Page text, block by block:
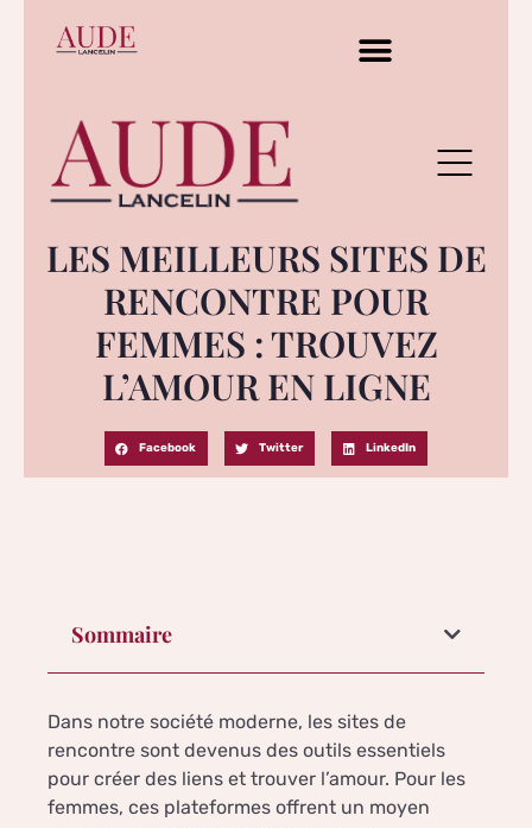
LES MEILLEURS SITES DE
RENCONTRE POUR
FEMMES : TROUVEZ
L’AMOUR EN LIGNE
Facebook Twitter LinkedIn
Sommaire
Dans notre société moderne, les sites de
rencontre sont devenus des outils essentiels
pour créer des liens et trouver l’amour. Pour les
femmes, ces plateformes offrent un moyen